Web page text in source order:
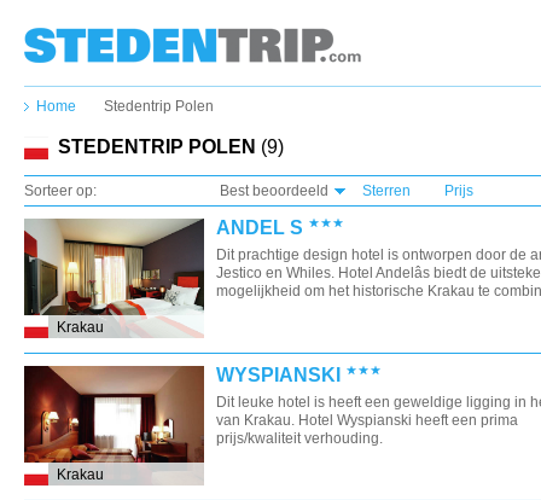
Home Stedentrip Polen
STEDENTRIP POLEN (9)
Sorteer op: Best beoordeeld Sterren Prijs
Krakau
ANDEL S
Dit prachtige design hotel is ontworpen door de
Jestico en Whiles. Hotel Andelâs biedt de
mogelijkheid om het historische Krakau te
Krakau
WYSPIANSKI
Dit leuke hotel is heeft een geweldige ligging in
van Krakau. Hotel Wyspianski heeft een prima
prijs/kwaliteit verhouding.